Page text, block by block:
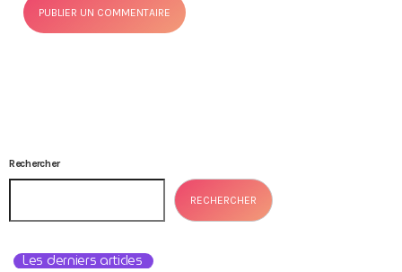
Rechercher
RECHERCHER
Les derniers articles